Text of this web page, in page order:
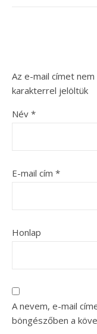
Az e-mail címet
karakterrel jelöltük
Név *
E-mail cím *
Honlap
A nevem, e-mail
böngészőben a